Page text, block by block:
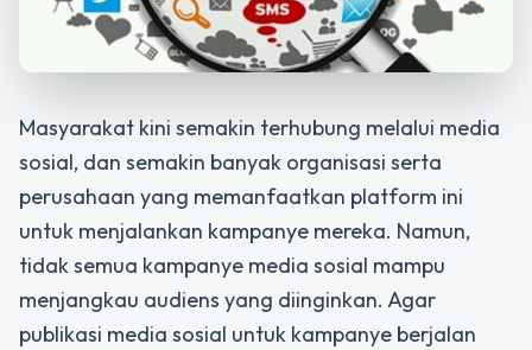
Masyarakat kini semakin terhubung melalui media
sosial, dan semakin banyak organisasi serta
perusahaan yang memanfaatkan platform ini
untuk menjalankan kampanye mereka. Namun,
tidak semua kampanye media sosial mampu
menjangkau audiens yang diinginkan. Agar
publikasi media sosial untuk kampanye berjalan